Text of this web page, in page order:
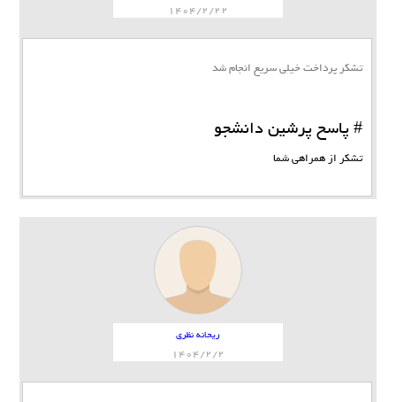
1404/2/22
تشکر پرداخت خیلی سریع انجام شد
# پاسخ پرشین دانشجو
تشکر از همراهی شما
ریحانه نظری
1404/2/2